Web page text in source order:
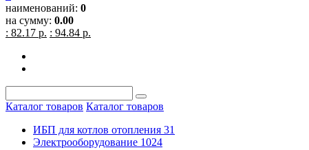
наименований: 0
на сумму: 0.00
: 82.17 р. : 94.84 р.
Каталог товаров Каталог товаров
ИБП для котлов отопления 31
Электрооборудование 1024